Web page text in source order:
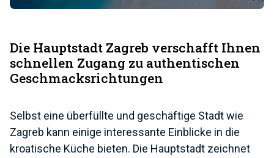
Die Hauptstadt Zagreb verschafft Ihnen
schnellen Zugang zu authentischen
Geschmacksrichtungen
Selbst eine überfüllte und geschäftige Stadt wie
Zagreb kann einige interessante Einblicke in die
kroatische Küche bieten. Die Hauptstadt zeichnet